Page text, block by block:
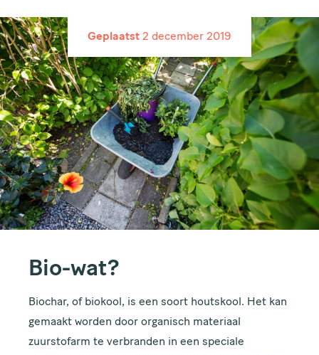
Geplaatst 2 december 2019
Bio-wat?
Biochar, of biokool, is een soort houtskool. Het kan
gemaakt worden door organisch materiaal
zuurstofarm te verbranden in een speciale